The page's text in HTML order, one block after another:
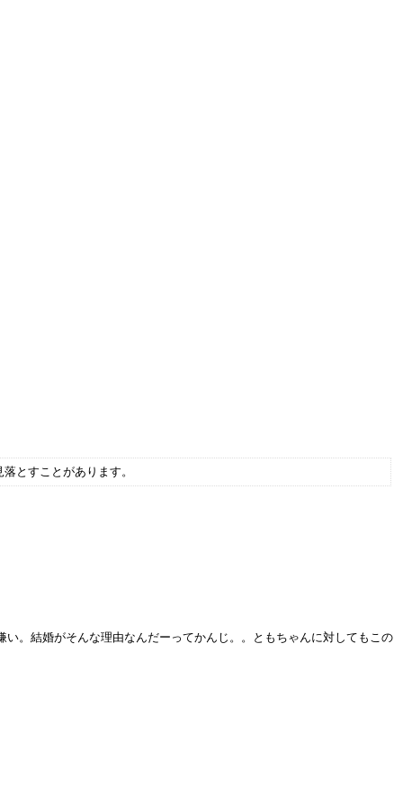
とすことがあります。
。結婚がそんな理由なんだーってかんじ。。ともちゃんに対してもこの